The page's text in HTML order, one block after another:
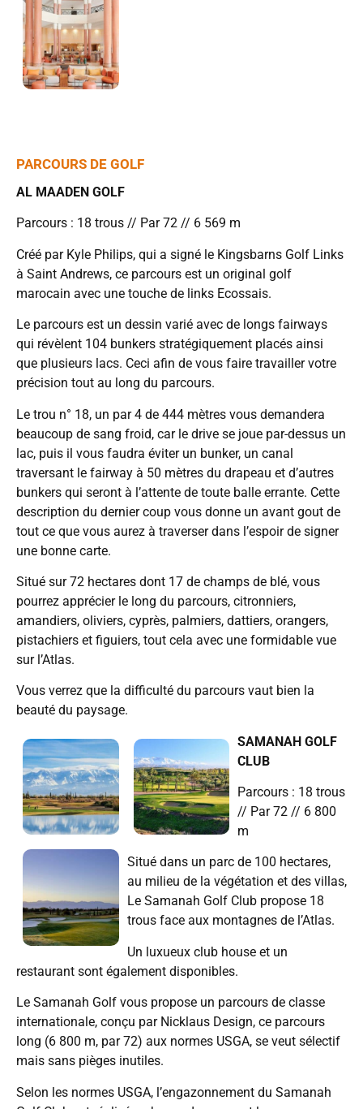
PARCOURS DE GOLF
AL MAADEN GOLF
Parcours : 18 trous // Par 72 // 6 569 m
Créé par Kyle Philips, qui a signé le Kingsbarns Golf Links
à Saint Andrews, ce parcours est un original golf
marocain avec une touche de links Ecossais.
Le parcours est un dessin varié avec de longs fairways
qui révèlent 104 bunkers stratégiquement placés ainsi
que plusieurs lacs. Ceci afin de vous faire travailler votre
précision tout au long du parcours.
Le trou n° 18, un par 4 de 444 mètres vous demandera
beaucoup de sang froid, car le drive se joue par-dessus un
lac, puis il vous faudra éviter un bunker, un canal
traversant le fairway à 50 mètres du drapeau et d’autres
bunkers qui seront à l’attente de toute balle errante. Cette
description du dernier coup vous donne un avant gout de
tout ce que vous aurez à traverser dans l’espoir de signer
une bonne carte.
Situé sur 72 hectares dont 17 de champs de blé, vous
pourrez apprécier le long du parcours, citronniers,
amandiers, oliviers, cyprès, palmiers, dattiers, orangers,
pistachiers et figuiers, tout cela avec une formidable vue
sur l’Atlas.
Vous verrez que la difficulté du parcours vaut bien la
beauté du paysage.
SAMANAH GOLF
CLUB
Parcours : 18 trous
// Par 72 // 6 800
m
Situé dans un parc de 100 hectares,
au milieu de la végétation et des villas,
Le Samanah Golf Club propose 18
trous face aux montagnes de l’Atlas.
Un luxueux club house et un
restaurant sont également disponibles.
Le Samanah Golf vous propose un parcours de classe
internationale, conçu par Nicklaus Design, ce parcours
long (6 800 m, par 72) aux normes USGA, se veut sélectif
mais sans pièges inutiles.
Selon les normes USGA, l’engazonnement du Samanah